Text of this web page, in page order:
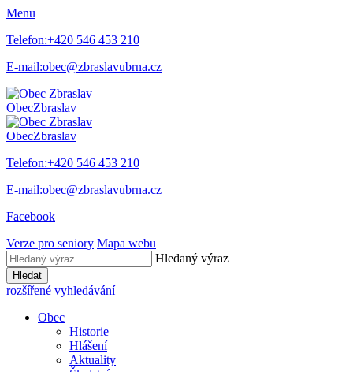
Menu
Telefon:+420 546 453 210
E-mail:obec@zbraslavubrna.cz
ObecZbraslav
ObecZbraslav
Telefon:+420 546 453 210
E-mail:obec@zbraslavubrna.cz
Facebook
Verze pro seniory Mapa webu
Hledaný výraz
Hledat
rozšířené vyhledávání
Obec
Historie
Hlášení
Aktuality